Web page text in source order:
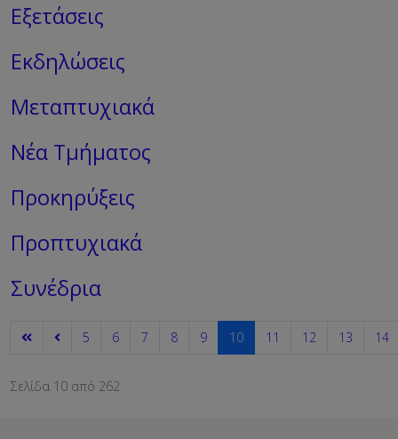
Εξετάσεις
Εκδηλώσεις
Μεταπτυχιακά
Νέα Τμήματος
Προκηρύξεις
Προπτυχιακά
Συνέδρια
5 6 7 8 9 10 11 12 13 14
Σελίδα 10 από 262